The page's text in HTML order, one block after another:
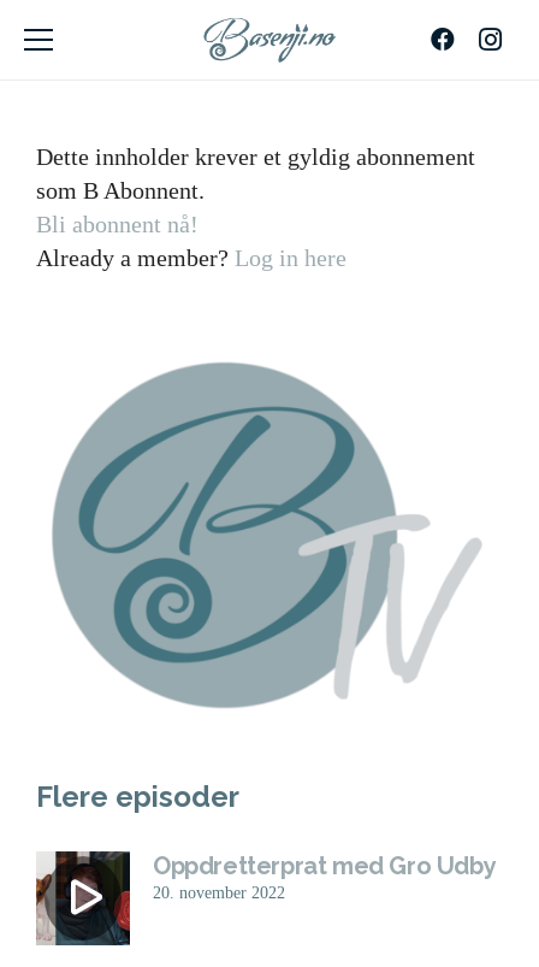
Dette innholder krever et gyldig abonnement
som B Abonnent.
Bli abonnent nå!
Already a member? Log in here
Flere episoder
Oppdretterprat med Gro Udby
20. november 2022